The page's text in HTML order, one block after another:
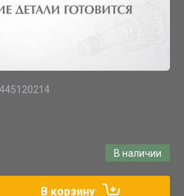
В наличии
В корзину